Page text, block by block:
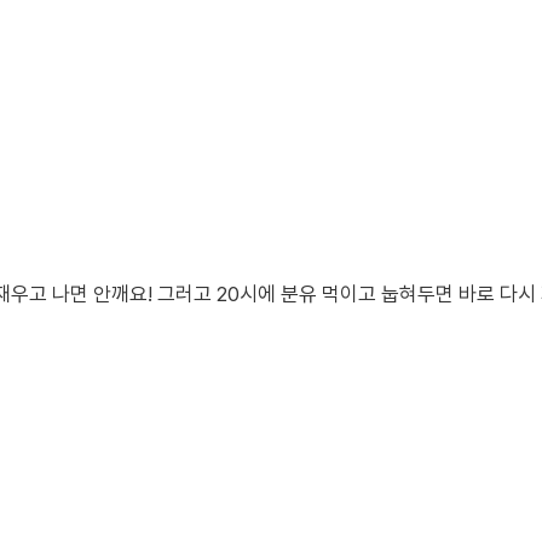
고 나면 안깨요! 그러고 20시에 분유 먹이고 눕혀두면 바로 다시